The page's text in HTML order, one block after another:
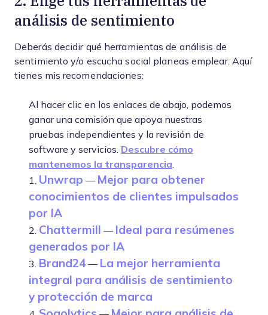
análisis de sentimiento
Deberás decidir qué herramientas de análisis de
sentimiento y/o escucha social planeas emplear. Aquí
tienes mis recomendaciones:
Al hacer clic en los enlaces de abajo, podemos
ganar una comisión que apoya nuestras
pruebas independientes y la revisión de
software y servicios. Descubre cómo
mantenemos la transparencia
1. Unwrap — Mejor para obtener
conocimientos de clientes impulsados
por IA
2. Chattermill — Ideal para resúmenes
generados por IA
3. Brand24 — La mejor herramienta
integral para análisis de sentimiento
y protección de marca